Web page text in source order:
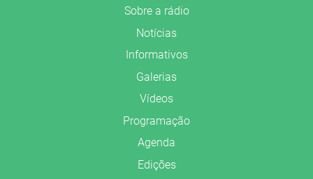
Sobre a rádio
Notícias
Informativos
Galerias
Vídeos
Programação
Agenda
Edições